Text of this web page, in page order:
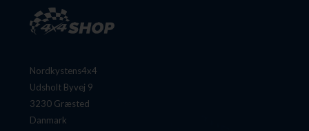
Nordkystens4x4
Udsholt Byvej 9
3230 Græsted
Danmark